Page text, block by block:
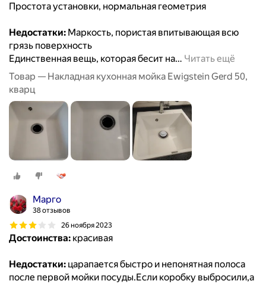
Простота установки, нормальная геометрия
Недостатки: Маркость, пористая впитывающая всю
грязь поверхность
Единственная вещь, которая бесит на… Читать ещё
Товар — Накладная кухонная мойка Ewigstein Gerd 50,
кварц
Марго
38 отзывов
26 ноября 2023
Достоинства: красивая
Недостатки: царапается быстро и непонятная полоса
после первой мойки посуды.Если коробку выбросили,а